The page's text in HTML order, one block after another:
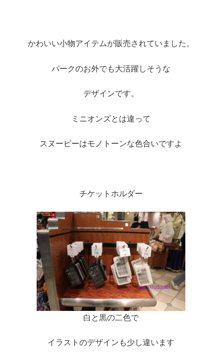
かわいい小物アイテムが販売されていました。
パークのお外でも大活躍しそうな
デザインです。
ミニオンズとは違って
スヌーピーはモノトーンな色合いですよ
チケットホルダー
白と黒の二色で
イラストのデザインも少し違います